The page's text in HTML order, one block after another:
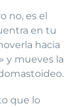
no, es el
en tu
hacia
y mueves la
que lo